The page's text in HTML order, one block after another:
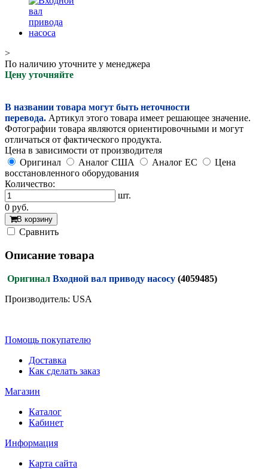
>
По наличию уточните у менеджера
Цену уточняйте
В названии товара могут быть неточности
перевода. Артикул этого товара имеет решающее значение.
Фотографии товара являются ориентировочными и могут
отличаться от фактического продукта.
Цена в зависимости от производителя
Оригинал
Аналог США Аналог ЕС
Цена
восстановленного оборудования
Количество:
шт.
0 руб.
В корзину
Cравнить
Описание товара
Оригинал Входной вал приводу насосу (4059485)
Производитель: USA
Помощь покупателю
Доставка
Как сделать заказ
Магазин
Каталог
Кабинет
Информация
Карта сайта